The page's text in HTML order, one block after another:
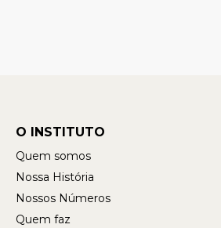
O INSTITUTO
Quem somos
Nossa História
Nossos Números
Quem faz